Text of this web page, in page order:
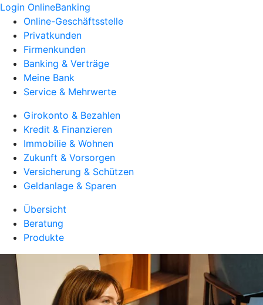
Login OnlineBanking
Online-Geschäftsstelle
Privatkunden
Firmenkunden
Banking & Verträge
Meine Bank
Service & Mehrwerte
Girokonto & Bezahlen
Kredit & Finanzieren
Immobilie & Wohnen
Zukunft & Vorsorgen
Versicherung & Schützen
Geldanlage & Sparen
Übersicht
Beratung
Produkte